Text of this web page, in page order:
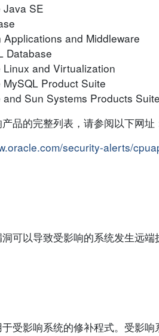
Java SE
Applications and Middleware
Database
Linux and Virtualization
MySQL Product Suite
and Sun Systems Products Suite
品的完整列表，请参阅以下网址
security-alerts/
可以导致受影响的系统发生远
受影响系统的修补程式。受影